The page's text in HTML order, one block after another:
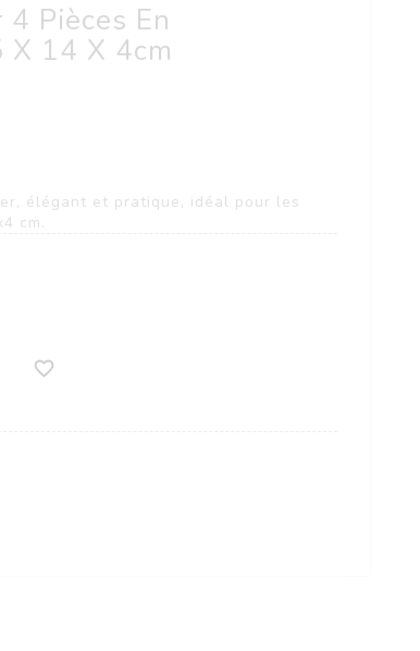
Pièces En
14 X 4cm
élégant et pratique, idéal pour les
cm.
